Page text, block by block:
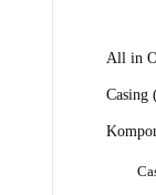
All in
Casing